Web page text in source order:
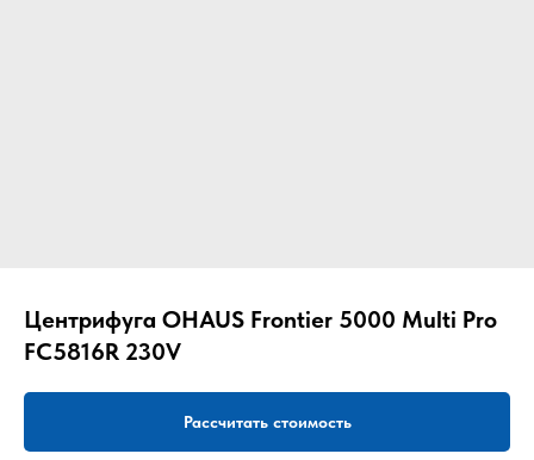
Центрифуга OHAUS Frontier 5000 Multi Pro
FC5816R 230V
Рассчитать стоимость